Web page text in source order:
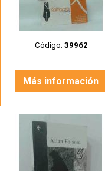
Código: 39962
Más información